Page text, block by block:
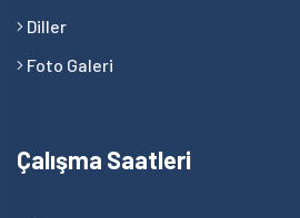
Diller
Foto Galeri
Çalışma Saatleri